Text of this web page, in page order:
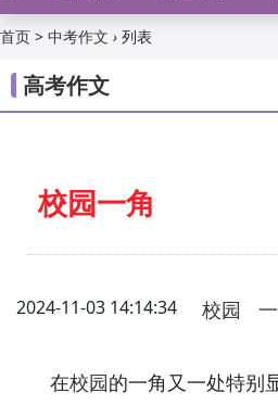
首页 > 中考作文 › 列表
高考作文
校园一角
2024-11-03 14:14:34 校园 一
在校园 的一角又一处特别